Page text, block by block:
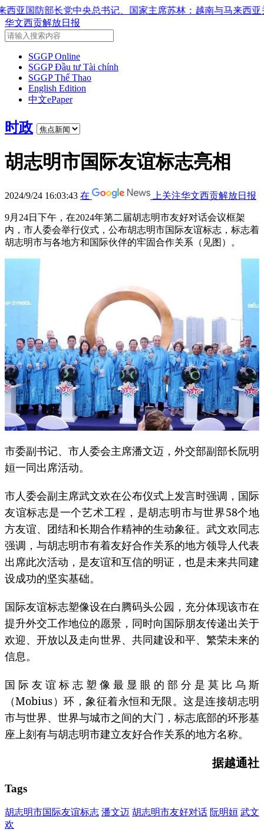
总书记、国家主席苏林：越南与马来西亚关系日益活跃党中
华文西贡解放日报
SGGP Online
SGGP Đầu tư Tài chính
SGGP Thể Thao
English Edition
中文ePaper
时政
胡志明市国际友谊标志亮相
2024/9/24 16:03:43 在 上关注华文西贡解放日报
9月24日下午，在2024年第二届胡志明市友好对话会议框架
内，市人委会举行仪式，公布胡志明市国际友谊标志，标志着
胡志明市与各地方和国际伙伴的牢固合作关系（见图）。
市委副书记、市人委会主席潘文迈，外交部副部长阮明
姮一同出席活动。
市人委会副主席武文欢在公布仪式上发言时强调，国际
友谊标志是一个艺术工程，是胡志明市与世界58个地
方友谊、团结和长期合作精神的生动象征。武文欢同志
强调，与胡志明市有着友好合作关系的地方领导人代表
出席此次活动，是友谊和互信的明证，也是未来共同建
设成功的坚实基础。
国际友谊标志塑像设在白腾码头公园，充分体现该市在
提升外交工作地位的愿景，同时向国际朋友传递出关于
欢迎、开放以及走向世界、共同建设和平、繁荣未来的
信息。
国际友谊标志塑像最显眼的部分是莫比乌斯
（Mobius）环，象征着永恒和无限。这是连接胡志明
市与世界、世界与城市之间的大门，标志底部的环形基
座上刻有与胡志明市建立友好合作关系的地方名称。
据越通社
Tags
胡志明市国际友谊标志 潘文迈 胡志明市友好对话 阮明姮 武文
欢